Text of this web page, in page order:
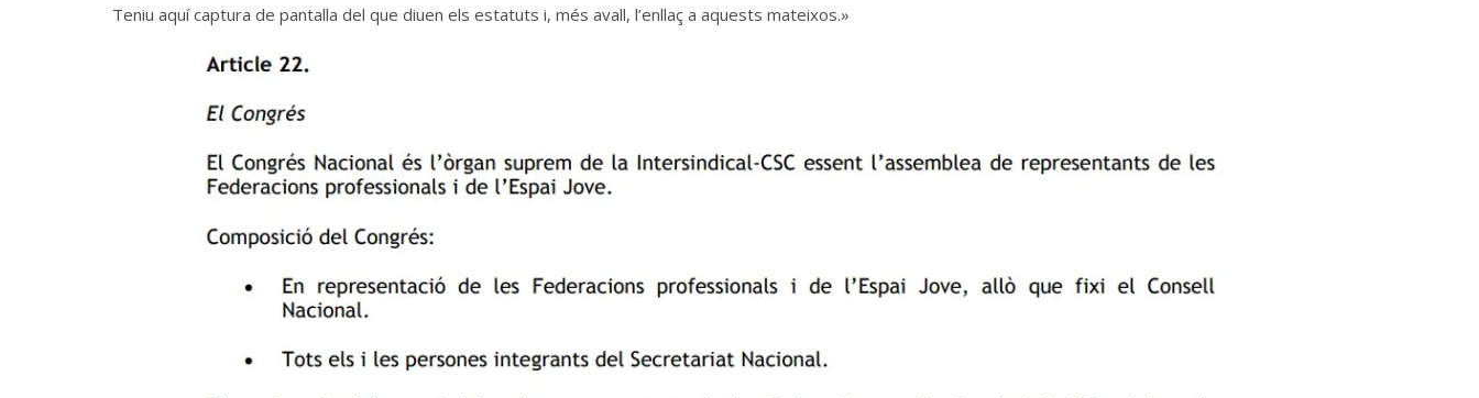
Teniu aquí captura de pantalla del que diuen els estatuts i, més avall, l’enllaç a aquests mateixos.»